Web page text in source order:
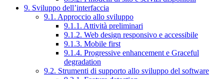
9. Sviluppo dell’interfaccia
9.1. Approccio allo sviluppo
9.1.1. Attività preliminari
9.1.2. Web design responsivo e accessibile
9.1.3. Mobile first
9.1.4. Progressive enhancement e Graceful
degradation
9.2. Strumenti di supporto allo sviluppo del software